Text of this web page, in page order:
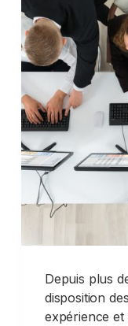
Depuis plus
disposition
expérience